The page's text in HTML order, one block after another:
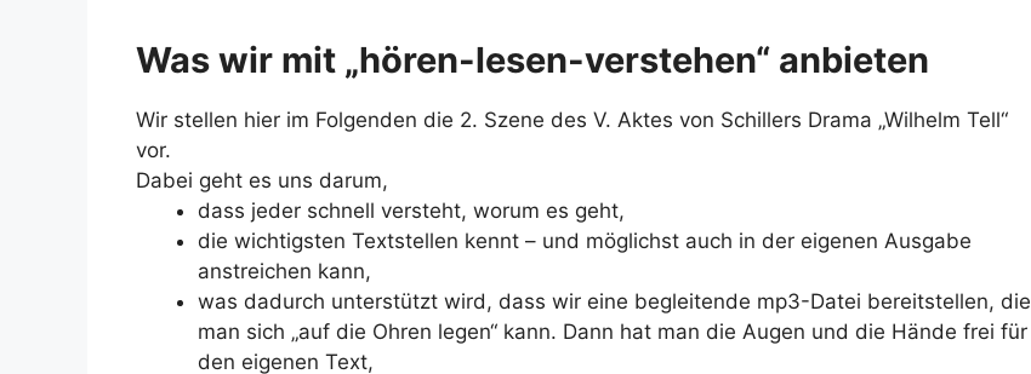
Was wir mit „hören-lesen-verstehen“ anbieten
Wir stellen hier im Folgenden die 2. Szene des V. Aktes von Schillers Drama „Wilhelm Tell“
vor.
Dabei geht es uns darum,
dass jeder schnell versteht, worum es geht,
die wichtigsten Textstellen kennt – und möglichst auch in der eigenen Ausgabe
anstreichen kann,
was dadurch unterstützt wird, dass wir eine begleitende mp3-Datei bereitstellen, die
man sich „auf die Ohren legen“ kann. Dann hat man die Augen und die Hände frei für
den eigenen Text,